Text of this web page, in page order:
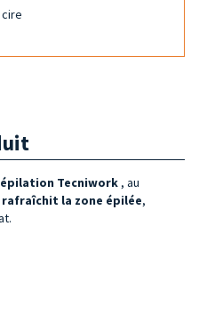
Tecniwork , au
la zone épilée,